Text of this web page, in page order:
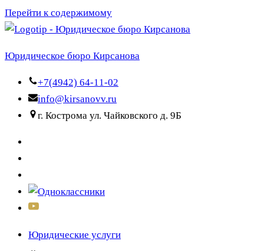
Перейти к содержимому
Юридическое бюро Кирсанова
+7(4942) 64-11-02
info@kirsanovv.ru
г. Кострома ул. Чайковского д. 9Б
Юридические услуги